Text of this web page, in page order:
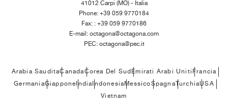
41012 Carpi (MO) - Italia
Phone: +39 059 9770184
Fax: : +39 059 9770186
E-mail:octagona@octagona.com
PEC:octagona@pec.it
Arabia SauditaCanadaCorea Del SudEmirati Arabi UnitiFrancia
GermaniaGiapponeIndiaIndonesiaMessicoSpagnaTurchiaUSA
Vietnam